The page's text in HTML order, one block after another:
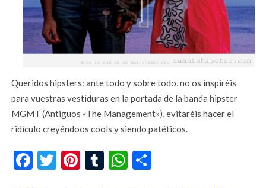
Queridos hipsters: ante todo y sobre todo, no os inspiréis
para vuestras vestiduras en la portada de la banda hipster
MGMT (Antiguos «The Management»), evitaréis hacer el
ridículo creyéndoos cools y siendo patéticos.
Facebook
Twitter
Pinterest
TumblrWhatsApp